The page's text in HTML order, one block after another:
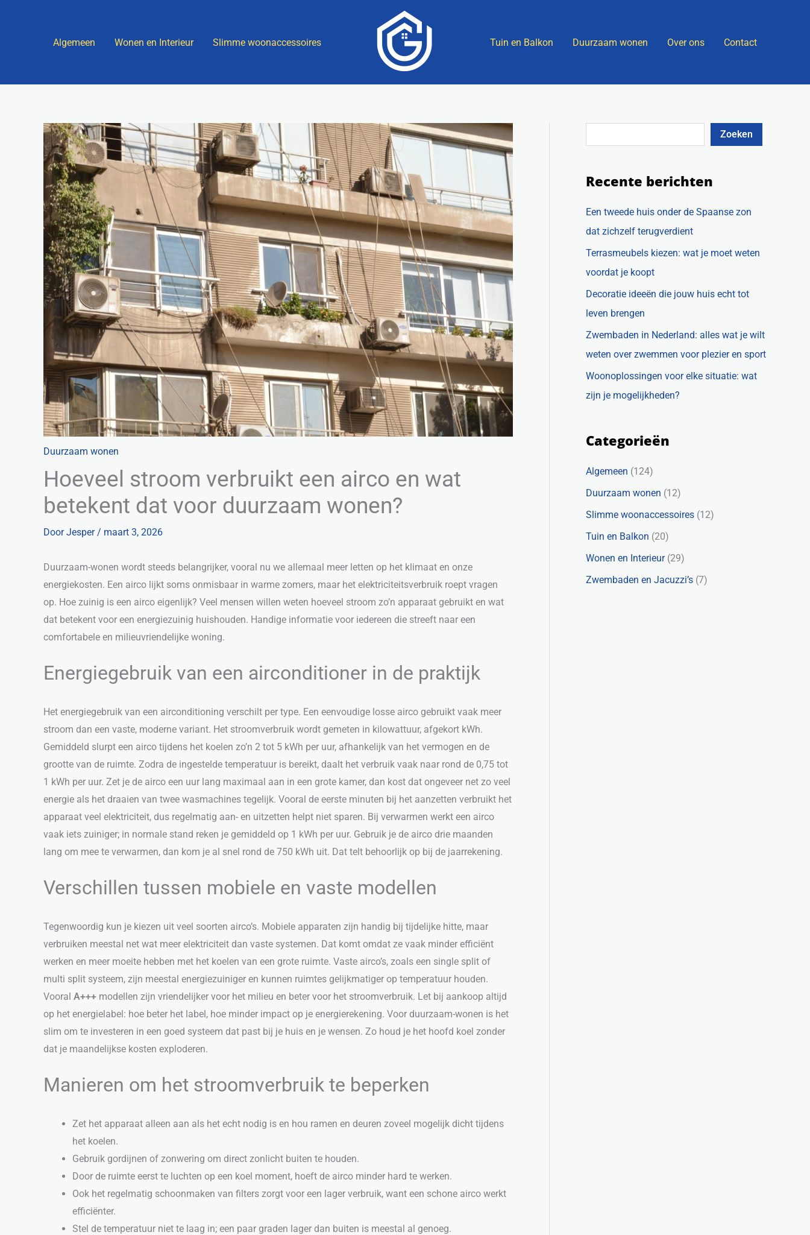
Algemeen Wonen en Interieur Slimme woonaccessoires Tuin en Balkon Duurzaam wonen Over ons Contact
Duurzaam wonen
Hoeveel stroom verbruikt een airco en wat
betekent dat voor duurzaam wonen?
DoorJesper / maart 3, 2026
Duurzaam-wonen wordt steeds belangrijker, vooral nu we allemaal meer letten op het klimaat en onze
energiekosten. Een airco lijkt soms onmisbaar in warme zomers, maar het elektriciteitsverbruik roept vragen
op. Hoe zuinig is een airco eigenlijk? Veel mensen willen weten hoeveel stroom zo’n apparaat gebruikt en wat
dat betekent voor een energiezuinig huishouden. Handige informatie voor iedereen die streeft naar een
comfortabele en milieuvriendelijke woning.
Energiegebruik van een airconditioner in de praktijk
Het energiegebruik van een airconditioning verschilt per type. Een eenvoudige losse airco gebruikt vaak meer
stroom dan een vaste, moderne variant. Het stroomverbruik wordt gemeten in kilowattuur, afgekort kWh.
Gemiddeld slurpt een airco tijdens het koelen zo’n 2 tot 5 kWh per uur, afhankelijk van het vermogen en de
grootte van de ruimte. Zodra de ingestelde temperatuur is bereikt, daalt het verbruik vaak naar rond de 0,75 tot
1 kWh per uur. Zet je de airco een uur lang maximaal aan in een grote kamer, dan kost dat ongeveer net zo veel
energie als het draaien van twee wasmachines tegelijk. Vooral de eerste minuten bij het aanzetten verbruikt het
apparaat veel elektriciteit, dus regelmatig aan- en uitzetten helpt niet sparen. Bij verwarmen werkt een airco
vaak iets zuiniger; in normale stand reken je gemiddeld op 1 kWh per uur. Gebruik je de airco drie maanden
lang om mee te verwarmen, dan kom je al snel rond de 750 kWh uit. Dat telt behoorlijk op bij de jaarrekening.
Verschillen tussen mobiele en vaste modellen
Tegenwoordig kun je kiezen uit veel soorten airco’s. Mobiele apparaten zijn handig bij tijdelijke hitte, maar
verbruiken meestal net wat meer elektriciteit dan vaste systemen. Dat komt omdat ze vaak minder efficiënt
werken en meer moeite hebben met het koelen van een grote ruimte. Vaste airco’s, zoals een single split of
multi split systeem, zijn meestal energiezuiniger en kunnen ruimtes gelijkmatiger op temperatuur houden.
Vooral A+++ modellen zijn vriendelijker voor het milieu en beter voor het stroomverbruik. Let bij aankoop altijd
op het energielabel: hoe beter het label, hoe minder impact op je energierekening. Voor duurzaam-wonen is het
slim om te investeren in een goed systeem dat past bij je huis en je wensen. Zo houd je het hoofd koel zonder
dat je maandelijkse kosten exploderen.
Manieren om het stroomverbruik te beperken
Zet het apparaat alleen aan als het echt nodig is en hou ramen en deuren zoveel mogelijk dicht tijdens
het koelen.
Gebruik gordijnen of zonwering om direct zonlicht buiten te houden.
Door de ruimte eerst te luchten op een koel moment, hoeft de airco minder hard te werken.
Ook het regelmatig schoonmaken van filters zorgt voor een lager verbruik, want een schone airco werkt
efficiënter.
Stel de temperatuur niet te laag in; een paar graden lager dan buiten is meestal al genoeg.
e
e
Zoeken
Recente berichten
Een tweede huis onder de Spaanse zon
dat zichzelf terugverdient
Terrasmeubels kiezen: wat je moet weten
voordat je koopt
Decoratie ideeën die jouw huis echt tot
leven brengen
Zwembaden in Nederland: alles wat je wilt
weten over zwemmen voor plezier en sport
Woonoplossingen voor elke situatie: wat
zijn je mogelijkheden?
Categorieën
Algemeen (124)
Duurzaam wonen (12)
Slimme woonaccessoires (12)
Tuin en Balkon (20)
Wonen en Interieur(29)
Zwembaden en Jacuzzi’s (7)